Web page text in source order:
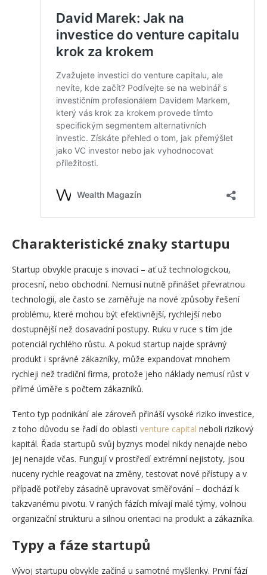
Charakteristické znaky startupu
Startup obvykle pracuje s inovací – ať už technologickou,
procesní, nebo obchodní. Nemusí nutně přinášet převratnou
technologii, ale často se zaměřuje na nové způsoby řešení
problému, které mohou být efektivnější, rychlejší nebo
dostupnější než dosavadní postupy. Ruku v ruce s tím jde
potenciál rychlého růstu. A pokud startup najde správný
produkt i správné zákazníky, může expandovat mnohem
rychleji než tradiční firma, protože jeho náklady nemusí růst v
přímé úměře s počtem zákazníků.
Tento typ podnikání ale zároveň přináší vysoké riziko investice,
z toho důvodu se řadí do oblasti venture capital neboli rizikový
kapitál. Řada startupů svůj byznys model nikdy nenajde nebo
jej nenajde včas. Fungují v prostředí extrémní nejistoty, jsou
nuceny rychle reagovat na změny, testovat nové přístupy a v
případě potřeby zásadně upravovat směřování – dochází k
takzvanému pivotu. V raných fázích mívají malé týmy, volnou
organizační strukturu a silnou orientaci na produkt a zákazníka.
Typy a fáze startupů
Vývoj startupu obvykle začíná u samotné myšlenky. První fází